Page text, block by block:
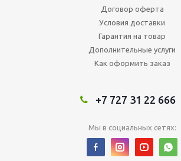
Договор оферта
Условия доставки
Гарантия на товар
Дополнительные услуги
Как оформить заказ
+7 727 31 22 666
Мы в социальных сетях: